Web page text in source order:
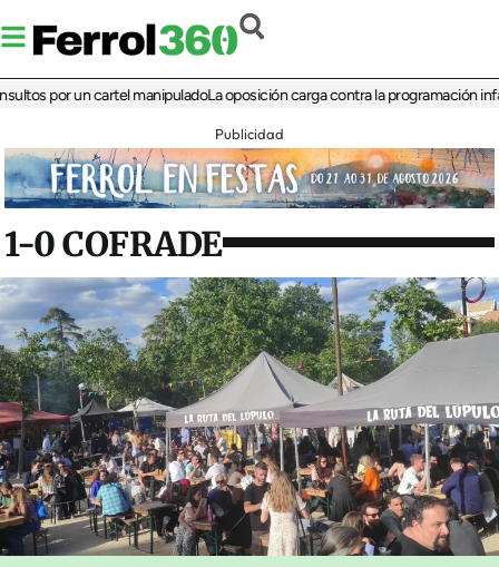
por un cartel manipuladoLa oposición carga contra la programación infantil
Publicidad
1-0 COFRADE